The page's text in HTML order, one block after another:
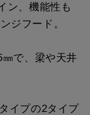
（税抜価格 ￥
（税抜価格 ￥
ン、機能性も
ジフード。
で、梁や天井
イプの2タイプ